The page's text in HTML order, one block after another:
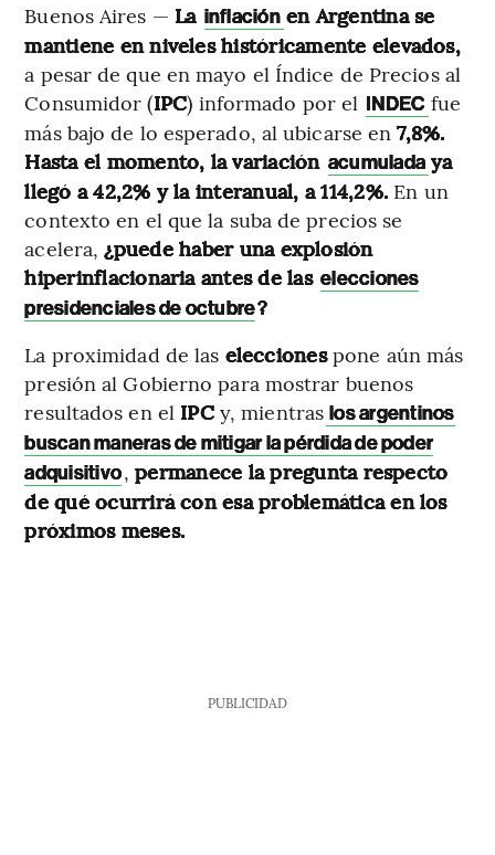
Buenos Aires — La inflación en Argentina se
mantiene en niveles históricamente elevados,
a pesar de que en mayo el Índice de Precios al
Consumidor (IPC) informado por el INDEC fue
más bajo de lo esperado, al ubicarse en7,8%.
Hasta el momento, la variación acumulada ya
llegó a 42,2% y la interanual, a 114,2%. En un
contexto en el que la suba de precios se
acelera, ¿puede haber una explosión
hiperinflacionaria antes de las elecciones
presidenciales de octubre?
La proximidad de las eleccionespone aún más
presión al Gobierno para mostrar buenos
resultados en el IPCy, mientras los argentinos
buscan maneras de mitigar la pérdida de poder
adquisitivo,permanece la pregunta respecto
de qué ocurrirá con esa problemática en los
próximos meses.
PUBLICIDAD